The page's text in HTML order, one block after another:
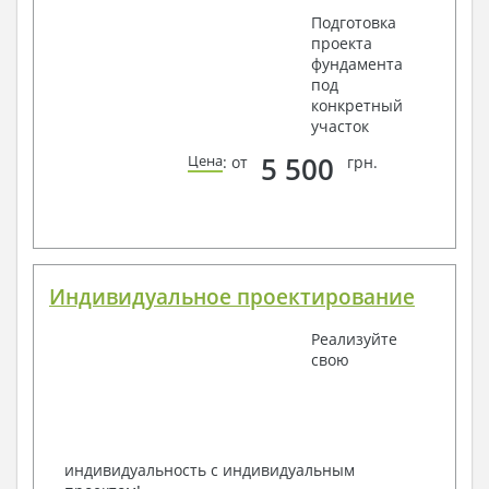
Подготовка
проекта
фундамента
под
конкретный
участок
Цена: от 5 500 грн.
Индивидуальное проектирование
Реализуйте
свою
индивидуальность с индивидуальным